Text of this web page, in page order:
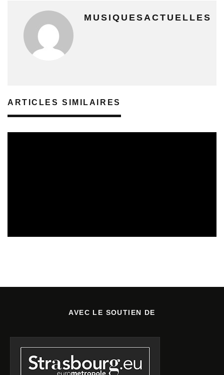
MUSIQUESACTUELLES
ARTICLES SIMILAIRES
AVEC LE SOUTIEN DE